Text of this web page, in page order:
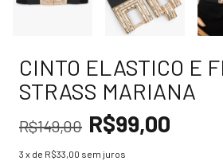
CINTO ELASTICO E
STRASS MARIANA
R$149,00 R$99,00
3 x de R$33,00 sem juros